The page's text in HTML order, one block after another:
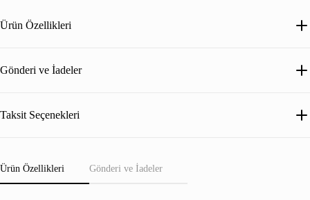
Ürün Özellikleri
Gönderi ve İadeler
Taksit Seçenekleri
Ürün Özellikleri Gönderi ve İadeler